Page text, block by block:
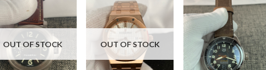
OUT OF STOCK OUT OF STOCK